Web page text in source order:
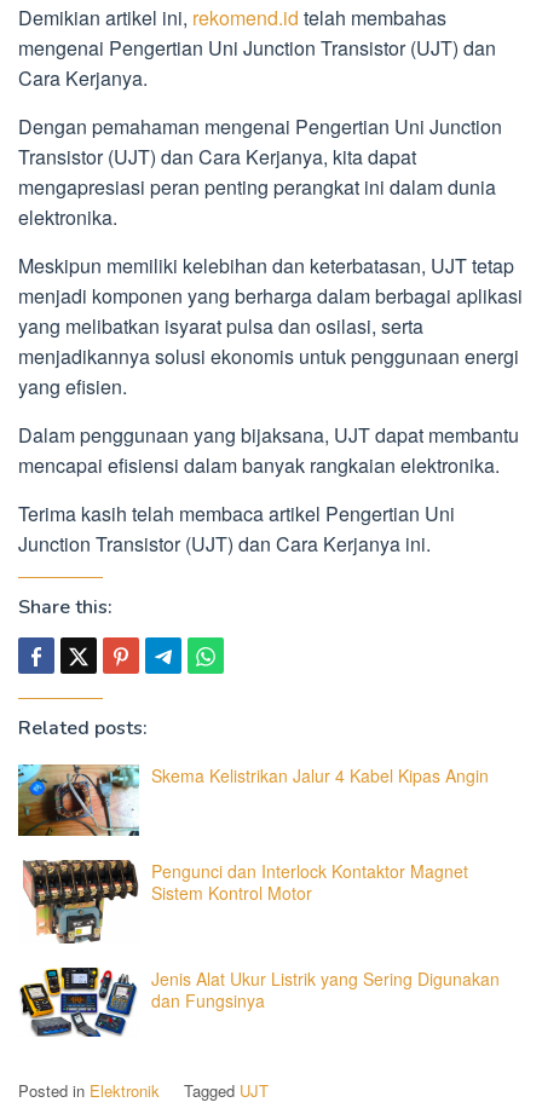
Demikian artikel ini, rekomend.id telah membahas
mengenai Pengertian Uni Junction Transistor (UJT) dan
Cara Kerjanya.
Dengan pemahaman mengenai Pengertian Uni Junction
Transistor (UJT) dan Cara Kerjanya, kita dapat
mengapresiasi peran penting perangkat ini dalam dunia
elektronika.
Meskipun memiliki kelebihan dan keterbatasan, UJT tetap
menjadi komponen yang berharga dalam berbagai aplikasi
yang melibatkan isyarat pulsa dan osilasi, serta
menjadikannya solusi ekonomis untuk penggunaan energi
yang efisien.
Dalam penggunaan yang bijaksana, UJT dapat membantu
mencapai efisiensi dalam banyak rangkaian elektronika.
Terima kasih telah membaca artikel Pengertian Uni
Junction Transistor (UJT) dan Cara Kerjanya ini.
Share this:
Related posts:
Skema Kelistrikan Jalur 4 Kabel Kipas Angin
Pengunci dan Interlock Kontaktor Magnet
Sistem Kontrol Motor
Jenis Alat Ukur Listrik yang Sering Digunakan
dan Fungsinya
Posted in Elektronik Tagged UJT